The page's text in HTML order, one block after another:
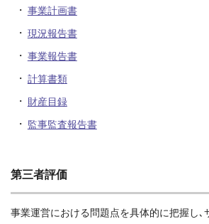
事業計画書
現況報告書
事業報告書
計算書類
財産目録
監事監査報告書
第三者評価
事業運営における問題点を具体的に把握し､